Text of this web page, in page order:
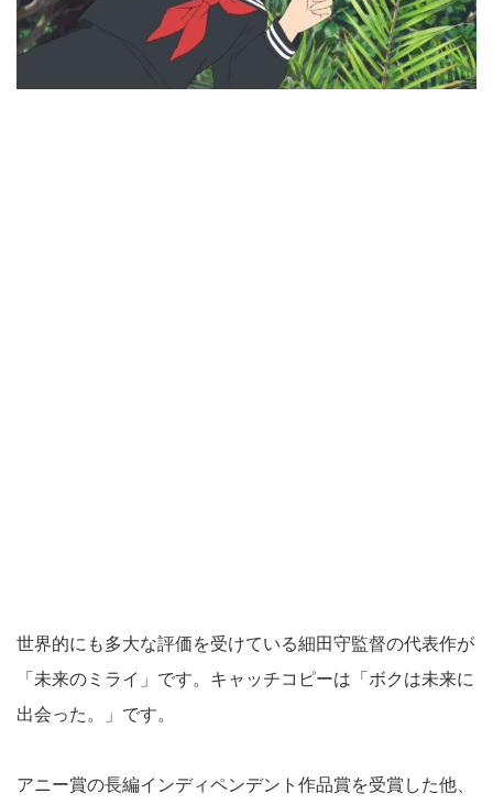
世界的にも多大な評価を受けている細田守監督の代表作が
「未来のミライ」です。キャッチコピーは「ボクは未来に
出会った。」です。
アニー賞の長編インディペンデント作品賞を受賞した他、